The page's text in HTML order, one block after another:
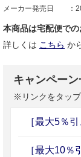
メーカー発売日
本商品は宅配便での
詳しくは こちら か
キャンペー
※リンクをタップ
［最大5％
［最大10